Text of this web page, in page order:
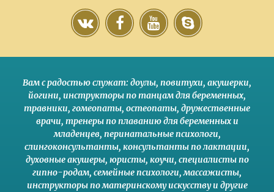
Вам с радостью служат:доулы, повитухи, акушерки,
йогини, инструкторы по танцам для беременных,
травники, гомеопаты, остеопаты, дружественные
врачи, тренеры по плаванию для беременных и
младенцев, перинатальные психологи,
слингоконсультанты, консультанты по лактации,
духовные акушеры, юристы, коучи, специалисты по
гипно-родам, семейные психологи,массажисты,
инструкторы по материнскому искусствуи другие